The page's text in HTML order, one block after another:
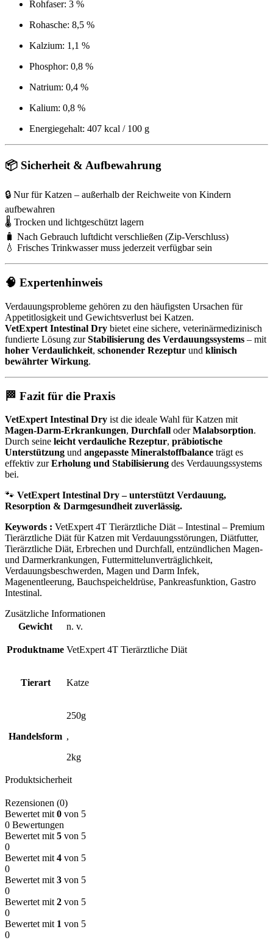
Rohfaser: 3 %
Rohasche: 8,5 %
Kalzium: 1,1 %
Phosphor: 0,8 %
Natrium: 0,4 %
Kalium: 0,8 %
Energiegehalt: 407 kcal / 100 g
📦 Sicherheit & Aufbewahrung
🔒 Nur für Katzen – außerhalb der Reichweite von Kindern
aufbewahren
🌡️ Trocken und lichtgeschützt lagern
🧳 Nach Gebrauch luftdicht verschließen (Zip-Verschluss)
💧 Frisches Trinkwasser muss jederzeit verfügbar sein
🧠 Expertenhinweis
Verdauungsprobleme gehören zu den häufigsten Ursachen für
Appetitlosigkeit und Gewichtsverlust bei Katzen.
VetExpert Intestinal Dry bietet eine sichere, veterinärmedizinisch
fundierte Lösung zurStabilisierung des Verdauungssystems – mit
hoher Verdaulichkeit, schonender Rezeptur und klinisch
bewährter Wirkung.
🏁 Fazit für die Praxis
VetExpert Intestinal Dry ist die ideale Wahl für Katzen mit
Magen-Darm-Erkrankungen, Durchfall oderMalabsorption.
Durch seine leicht verdauliche Rezeptur, präbiotische
Unterstützung und angepasste Mineralstoffbalance trägt es
effektiv zurErholung und Stabilisierung des Verdauungssystems
bei.
🐾 VetExpert Intestinal Dry – unterstützt Verdauung,
Resorption & Darmgesundheit zuverlässig.
Keywords : VetExpert 4T Tierärztliche Diät – Intestinal – Premium
Tierärztliche Diät für Katzen mit Verdauungsstörungen, Diätfutter,
Tierärztliche Diät, Erbrechen und Durchfall, entzündlichen Magen-
und Darmerkrankungen, Futtermittelunverträglichkeit,
Verdauungsbeschwerden, Magen und Darm Infek,
Magenentleerung, Bauchspeicheldrüse, Pankreasfunktion, Gastro
Intestinal.
Zusätzliche Informationen
Gewicht
n. v.
Produktname VetExpert 4T Tierärztliche Diät
Tierart Katze
Handelsform
250g
,
2kg
Produktsicherheit
Rezensionen (0)
Bewertet mit 0 von 5
0 Bewertungen
Bewertet mit 5 von 5
0
Bewertet mit 4 von 5
0
Bewertet mit 3 von 5
0
Bewertet mit 2 von 5
0
Bewertet mit 1 von 5
0